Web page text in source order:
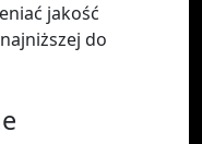
jakość
do